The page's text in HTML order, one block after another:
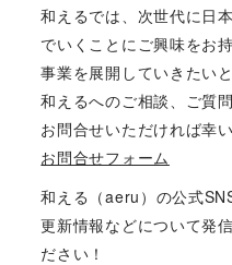
和えるでは、次世代に日
でいくことにご興味をお
事業を展開していきたい
和えるへのご相談、ご質
お問合せいただければ幸い
お問合せフォーム
和える（aeru）の公式
更新情報などについて発
ださい！